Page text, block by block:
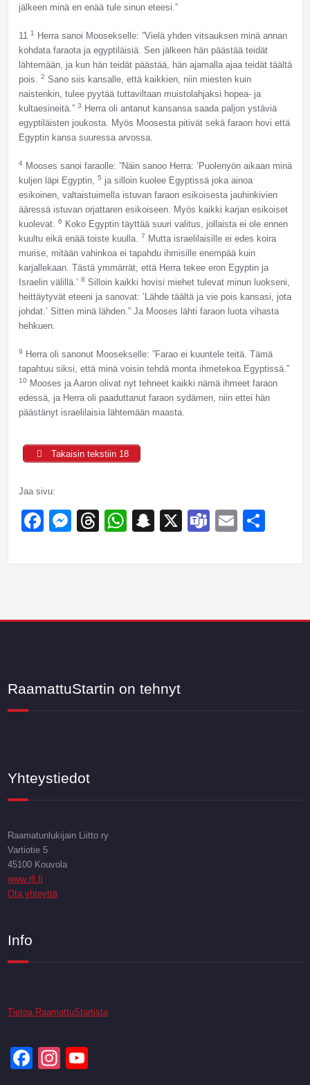
jälkeen minä en enää tule sinun eteesi.”
11 1
Herra sanoi Moosekselle: ”Vielä yhden vitsauksen minä annan
kohdata faraota ja egyptiläisiä. Sen jälkeen hän päästää teidät
lähtemään, ja kun hän teidät päästää, hän ajamalla ajaa teidät täältä
pois. 2 Sano siis kansalle, että kaikkien, niin miesten kuin
naistenkin, tulee pyytää tuttaviltaan muistolahjaksi hopea- ja
kultaesineitä.” 3
Herra oli antanut kansansa saada paljon ystäviä
egyptiläisten joukosta. Myös Moosesta pitivät sekä faraon hovi että
Egyptin kansa suuressa arvossa.
4Mooses sanoi faraolle: ”Näin sanoo Herra: ’Puolenyön aikaan minä
kuljen läpi Egyptin, 5 ja silloin kuolee Egyptissä joka ainoa
esikoinen, valtaistuimella istuvan faraon esikoisesta jauhinkivien
ääressä istuvan orjattaren esikoiseen. Myös kaikki karjan esikoiset
kuolevat. 6
Koko Egyptin täyttää suuri valitus, jollaista ei ole ennen
kuultu eikä enää toiste kuulla. 7
Mutta israelilaisille ei edes koira
murise, mitään vahinkoa ei tapahdu ihmisille enempää kuin
karjallekaan. Tästä ymmärrät, että Herra tekee eron Egyptin ja
Israelin välillä.’ 8 Silloin kaikki hovisi miehet tulevat minun luokseni,
heittäytyvät eteeni ja sanovat: ’Lähde täältä ja vie pois kansasi, jota
johdat.’ Sitten minä lähden.” Ja Mooses lähti faraon luota vihasta
hehkuen.
9
Herra oli sanonut Moosekselle: ”Farao ei kuuntele teitä. Tämä
tapahtuu siksi, että minä voisin tehdä monta ihmetekoa Egyptissä.”
10
Mooses ja Aaron olivat nyt tehneet kaikki nämä ihmeet faraon
edessä, ja Herra oli paaduttanut faraon sydämen, niin ettei hän
päästänyt israelilaisia lähtemään maasta.
Takaisin tekstiin 18
Jaa sivu:
Facebook
Messenger
Threads
WhatsApp
Snapchat
X TeamsEmail
RaamattuStartin on tehnyt
Yhteystiedot
Raamatunlukijain Liitto ry
Vartiotie 5
45100 Kouvola
www.rll.fi
Ota yhteyttä
Info
Tietoa RaamattuStartista
Facebook
Instagram